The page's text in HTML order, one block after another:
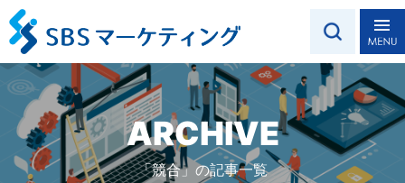
ARCHIVE
「競合」の記事一覧